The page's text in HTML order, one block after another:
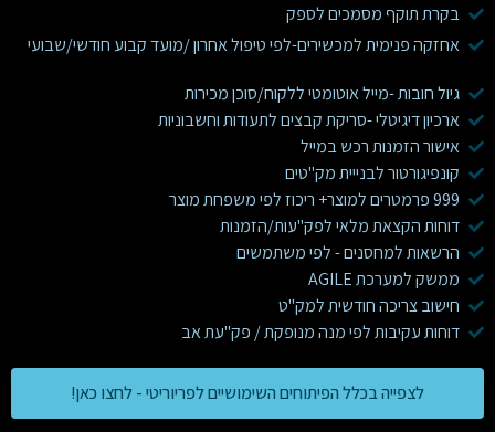
בקרת תוקף מסמכים לספק
אחזקה פנימית למכשירים-לפי טיפול אחרון /מועד קבוע חודשי/שבועי
גיול חובות -מייל אוטומטי ללקוח/סוכן מכירות
ארכיון דיגיטלי -סריקת קבצים לתעודות וחשבוניות
אישור הזמנות רכש במייל
קונפיגורטור לבנייית מק"טים
999 פרמטרים למוצר+ ריכוז לפי משפחת מוצר
דוחות הקצאת מלאי לפק"עות/הזמנות
הרשאות למחסנים - לפי משתמשים
ממשק למערכת AGILE
חישוב צריכה חודשית למק"ט
דוחות עקיבות לפי מנה מנופקת / פק"עת אב
לצפייה בכלל הפיתוחים השימושיים לפריוריטי - לחצו כאן!